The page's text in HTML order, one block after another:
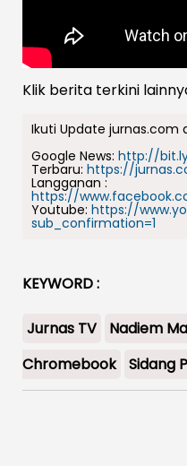
Klik berita terkini
Ikuti Update jurnas.com
Google News: http://
Terbaru: https://
Langganan :
https://
Youtube: https://
sub_confirmation=1
KEYWORD :
Jurnas TV Nadiem
Chromebook
Sidang